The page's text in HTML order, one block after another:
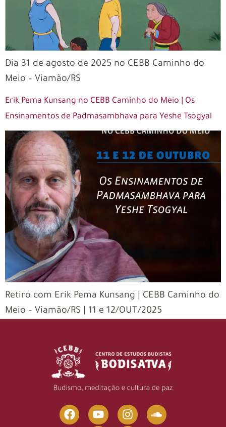
Dia 31 de agosto de 2025 no CEBB Caminho do
Meio – Viamão/RS
Erik Pema Kunsang no CEBB Caminho do Meio | Os
Ensinamentos de Padmasambhava para Yeshe Tsogyal
Retiro com Erik Pema Kunsang | CEBB Caminho do
Meio – Viamão/RS | 11 e 12/OUT/2025